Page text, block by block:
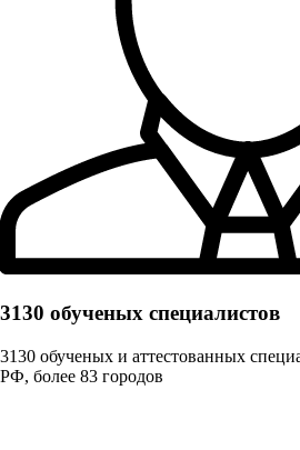
3130 обученых cпециалистов
3130 обученых и аттестованных
РФ, более 83 городов